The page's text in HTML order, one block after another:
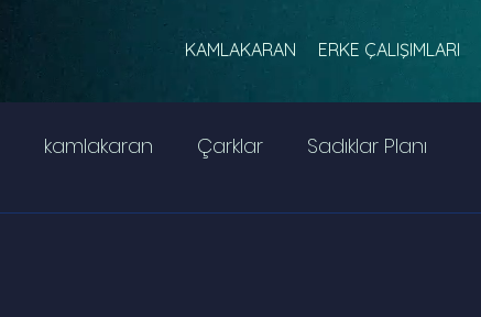
KAMLAKARAN ERKE ÇALIŞIMLARI
kamlakaran Çarklar Sadıklar Planı